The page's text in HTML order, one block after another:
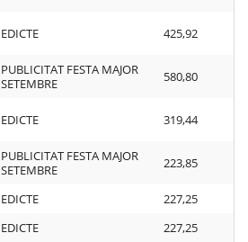
EDICTE 425,92
PUBLICITAT FESTA MAJOR
SETEMBRE
580,80
EDICTE 319,44
PUBLICITAT FESTA MAJOR
SETEMBRE
223,85
EDICTE
227,25
EDICTE
227,25